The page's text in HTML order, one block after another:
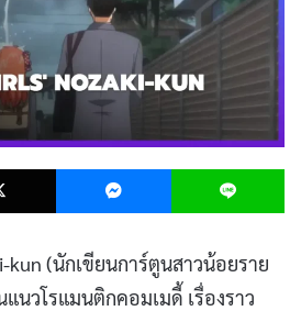
X Messenger
kun (นักเขียนการ์ตูนสาวน้อยราย
นวโรแมนติกคอมเมดี้ เรื่องราว